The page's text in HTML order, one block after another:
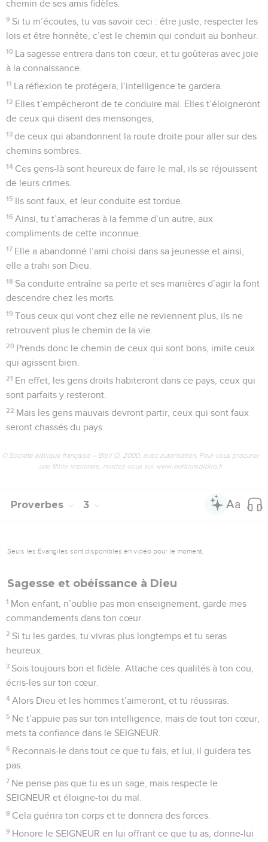
chemin de ses amis fidèles.
9 Si tu m’écoutes, tu vas savoir ceci : être juste, respecter les
lois et être honnête, c’est le chemin qui conduit au bonheur.
10 La sagesse entrera dans ton cœur, et tu goûteras avec joie
à la connaissance.
11 La réflexion te protégera, l’intelligence te gardera.
12 Elles t’empêcheront de te conduire mal. Elles t’éloigneront
de ceux qui disent des mensonges,
13 de ceux qui abandonnent la route droite pour aller sur des
chemins sombres.
14 Ces gens-là sont heureux de faire le mal, ils se réjouissent
de leurs crimes.
15 Ils sont faux, et leur conduite est tordue.
16 Ainsi, tu t’arracheras à la femme d’un autre, aux
compliments de cette inconnue.
17 Elle a abandonné l’ami choisi dans sa jeunesse et ainsi,
elle a trahi son Dieu.
18 Sa conduite entraîne sa perte et ses manières d’agir la font
descendre chez les morts.
19 Tous ceux qui vont chez elle ne reviennent plus, ils ne
retrouvent plus le chemin de la vie.
20 Prends donc le chemin de ceux qui sont bons, imite ceux
qui agissent bien.
21 En effet, les gens droits habiteront dans ce pays, ceux qui
sont parfaits y resteront.
22 Mais les gens mauvais devront partir, ceux qui sont faux
seront chassés du pays.
© Société biblique française – Bibli’O, 2000, avec autorisation. Pour vous procurer
une Bible imprimée, rendez-vous sur www.editionsbiblio.fr
Proverbes 3
Seuls les Évangiles sont disponibles en vidéo pour le moment.
Sagesse et obéissance à Dieu
1 Mon enfant, n’oublie pas mon enseignement, garde mes
commandements dans ton cœur.
2 Si tu les gardes, tu vivras plus longtemps et tu seras
heureux.
3 Sois toujours bon et fidèle. Attache ces qualités à ton cou,
écris-les sur ton cœur.
4 Alors Dieu et les hommes t’aimeront, et tu réussiras.
5 Ne t’appuie pas sur ton intelligence, mais de tout ton cœur,
mets ta confiance dans le SEIGNEUR.
6 Reconnais-le dans tout ce que tu fais, et lui, il guidera tes
pas.
7 Ne pense pas que tu es un sage, mais respecte le
SEIGNEUR et éloigne-toi du mal.
8 Cela guérira ton corps et te donnera des forces.
9 Honore le SEIGNEUR en lui offrant ce que tu as, donne-lui